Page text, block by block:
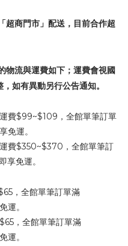
超商門市」配送，目前合作超
物流與運費如下；運費會視國
如有異動另行公告通知。
費$99~$109 ，全館單筆訂單
免運。
費$350~$370 ，全館單筆訂
即享免運。
，全館單筆訂單滿
運。
$65 ，全館單筆訂單滿
運。